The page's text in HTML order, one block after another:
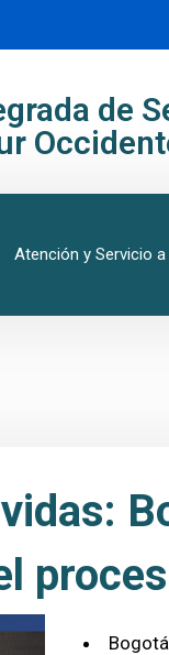
de
Atención y Servicio